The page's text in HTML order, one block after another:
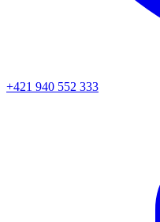
+421 940 552 333